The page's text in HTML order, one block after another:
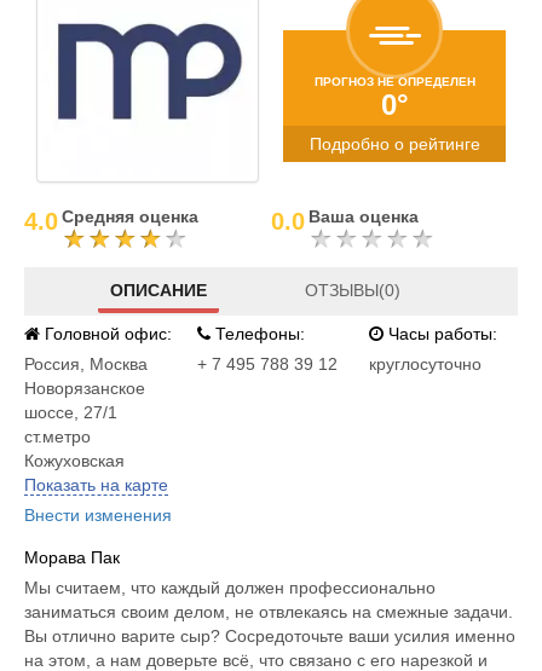
ПРОГНОЗ НЕ ОПРЕДЕЛЕН
0°
Подробно о рейтинге
4.0Средняя оценка 0.0 Ваша оценка
ОПИСАНИЕ ОТЗЫВЫ(0)
Головной офис:
Россия
Москва
Новорязанское
шоссе, 27/1
ст.метро
Кожуховская
Показать на карте
Внести изменения
Телефоны:
+ 7 495 788 39 12
Часы работы:
круглосуточно
Морава Пак
Мы считаем, что каждый должен профессионально
заниматься своим делом, не отвлекаясь на смежные задачи.
Вы отлично варите сыр? Сосредоточьте ваши усилия именно
на этом, а нам доверьте всё, что связано с его нарезкой и